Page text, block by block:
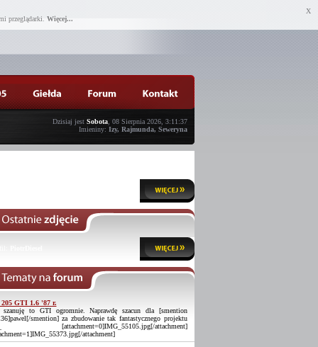
X
przeglądarki. Więcej...
Dzisiaj jest Sobota, 08 Sierpnia 2026, 3:11:37
Imieniny: Izy, Rajmunda, Seweryna
205 GTI 1.6 '87 r.
szanuję to GTI ogromnie. Naprawdę szacun dla [smention
smention] za zbudowanie tak fantastycznego projektu
[attachment=0]IMG_55105.jpg[/attachment]
attachment]